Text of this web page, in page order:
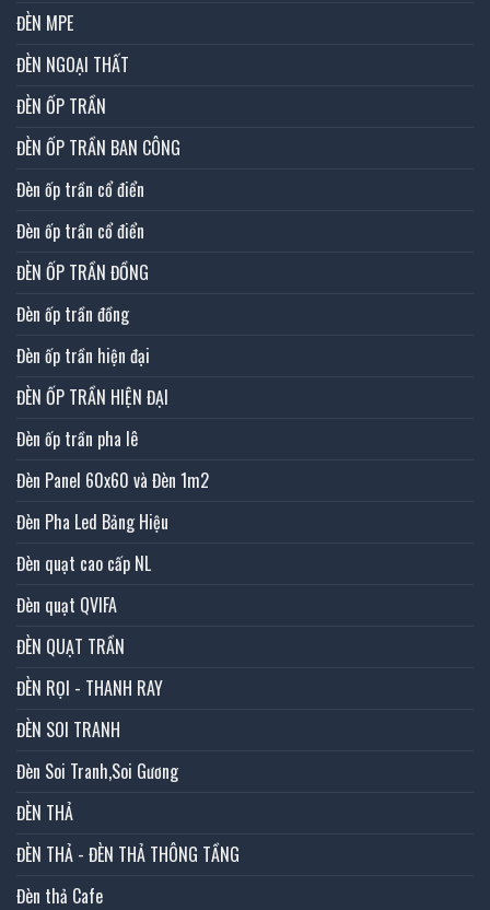
ĐÈN MPE
ĐÈN NGOẠI THẤT
ĐÈN ỐP TRẦN
ĐÈN ỐP TRẦN BAN CÔNG
Đèn ốp trần cổ điển
Đèn ốp trần cổ điển
ĐÈN ỐP TRẦN ĐỒNG
Đèn ốp trần đồng
Đèn ốp trần hiện đại
ĐÈN ỐP TRẦN HIỆN ĐẠI
Đèn ốp trần pha lê
Đèn Panel 60x60 và Đèn 1m2
Đèn Pha Led Bảng Hiệu
Đèn quạt cao cấp NL
Đèn quạt QVIFA
ĐÈN QUẠT TRẦN
ĐÈN RỌI - THANH RAY
ĐÈN SOI TRANH
Đèn Soi Tranh,Soi Gương
ĐÈN THẢ
ĐÈN THẢ - ĐÈN THẢ THÔNG TẦNG
Đèn thả Cafe